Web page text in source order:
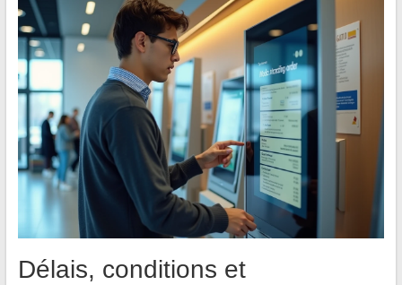
Délais, conditions et